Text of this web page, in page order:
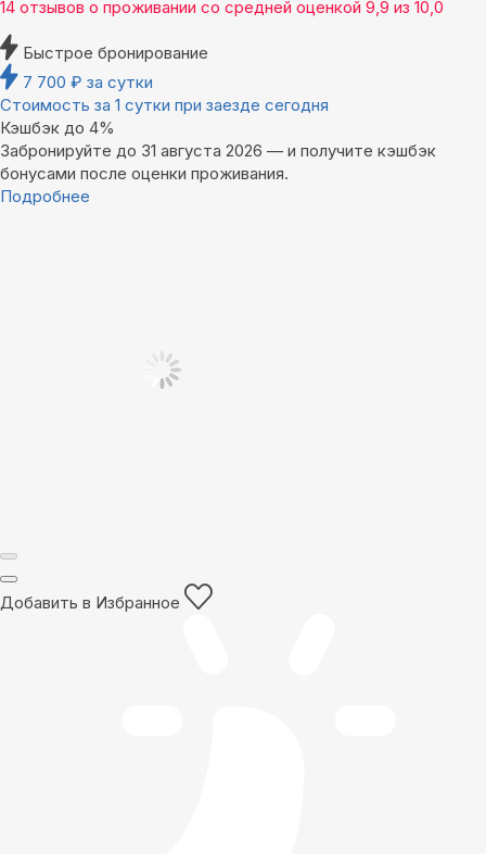
14 отзывов о проживании со средней оценкой 9,9 из 10,0
Быстрое бронирование
7 700 ₽ за сутки
Стоимость за 1 сутки при заезде сегодня
Кэшбэк до 4%
Забронируйте до 31 августа 2026 — и получите кэшбэк
бонусами после оценки проживания.
Подробнее
Добавить в Избранное